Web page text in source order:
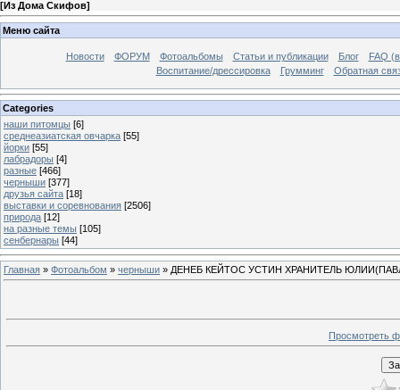
[Из Дома Скифов]
Меню сайта
Новости ФОРУМ Фотоальбомы Статьи и публикации Блог
FAQ
Воспитание/дрессировка
Грумминг Обратная
Categories
наши питомцы [6]
среднеазиатская овчарка [55]
йорки [55]
лабрадоры [4]
разные [466]
черныши [377]
друзья сайта [18]
выставки и соревнования [2506]
природа [12]
на разные темы [105]
сенбернары [44]
Главная » Фотоальбом » черныши » ДЕНЕБ КЕЙТОС УСТИН ХРАНИТЕЛЬ
Просмотреть